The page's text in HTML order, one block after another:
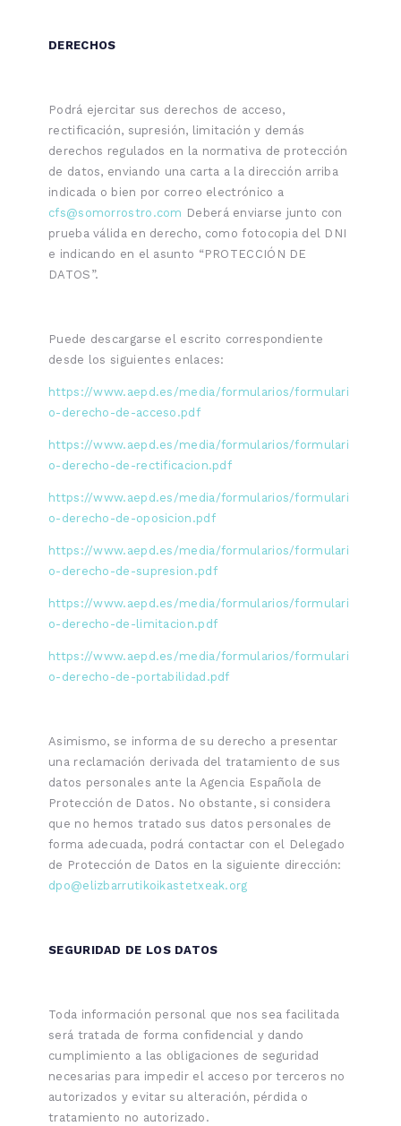
DERECHOS
Podrá ejercitar sus derechos de acceso,
rectificación, supresión, limitación y demás
derechos regulados en la normativa de protección
de datos, enviando una carta a la dirección arriba
indicada o bien por correo electrónico a
cfs@somorrostro.com Deberá enviarse junto con
prueba válida en derecho, como fotocopia del DNI
e indicando en el asunto “PROTECCIÓN DE
DATOS”.
Puede descargarse el escrito correspondiente
desde los siguientes enlaces:
https://www.aepd.es/media/formularios/formulari
o-derecho-de-acceso.pdf
https://www.aepd.es/media/formularios/formulari
o-derecho-de-rectificacion.pdf
https://www.aepd.es/media/formularios/formulari
o-derecho-de-oposicion.pdf
https://www.aepd.es/media/formularios/formulari
o-derecho-de-supresion.pdf
https://www.aepd.es/media/formularios/formulari
o-derecho-de-limitacion.pdf
https://www.aepd.es/media/formularios/formulari
o-derecho-de-portabilidad.pdf
Asimismo, se informa de su derecho a presentar
una reclamación derivada del tratamiento de sus
datos personales ante la Agencia Española de
Protección de Datos. No obstante, si considera
que no hemos tratado sus datos personales de
forma adecuada, podrá contactar con el Delegado
de Protección de Datos en la siguiente dirección:
dpo@elizbarrutikoikastetxeak.org
SEGURIDAD DE LOS DATOS
Toda información personal que nos sea facilitada
será tratada de forma confidencial y dando
cumplimiento a las obligaciones de seguridad
necesarias para impedir el acceso por terceros no
autorizados y evitar su alteración, pérdida o
tratamiento no autorizado.